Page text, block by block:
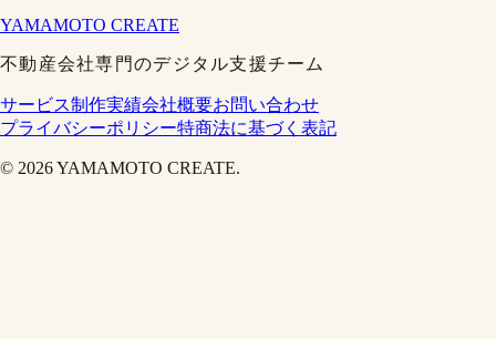
YAMAMOTO CREATE
不動産会社専門のデジタル支援チーム
サービス制作実績会社概要お問い合わせ
プライバシーポリシー特商法に基づく表記
© 2026YAMAMOTO CREATE.